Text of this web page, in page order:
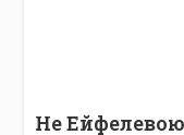
Не